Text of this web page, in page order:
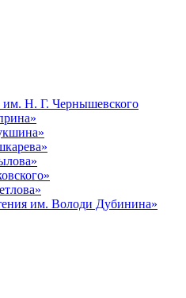
им. Н. Г. Чернышевского
им. Володи Дубинина»